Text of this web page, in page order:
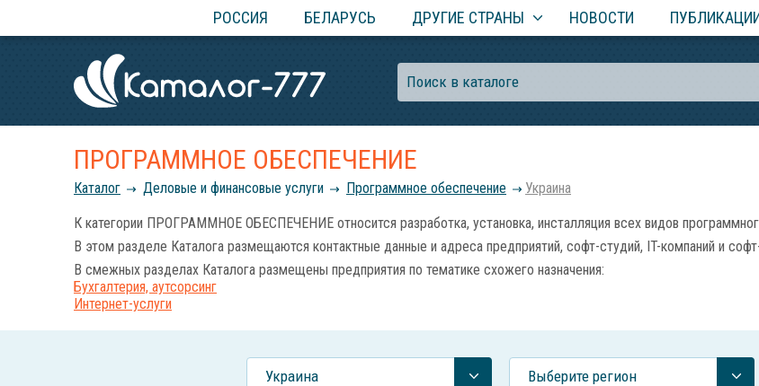
РОССИЯ БЕЛАРУСЬ ДРУГИЕ СТРАНЫ НОВОСТИ
ПРОГРАММНОЕ ОБЕСПЕЧЕНИЕ
Каталог Деловые и финансовые услуги Программное обеспечение Украина
К категории ПРОГРАММНОЕ ОБЕСПЕЧЕНИЕ относится разработка, установка, инсталляция всех видов
В этом разделе Каталога размещаются контактные данные и адреса предприятий, софт-студий, IT-компаний и
В смежных разделах Каталога размещены предприятия по тематике схожего назначения:
Бухгалтерия, аутсорсинг
Интернет-услуги
Украина Выберите регион